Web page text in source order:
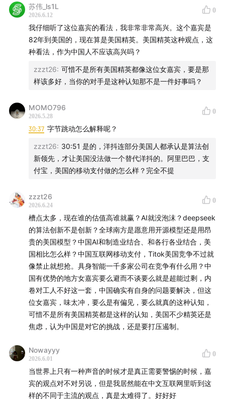
苏伟_ls1L
2026.6.12
0
我仔细听了这位嘉宾的看法，我非常非常高兴。这个嘉宾是
82年到美国的，现在算是美国精英。美国精英这种观点，这
种看法，作为中国人不应该高兴吗？
zzzt26: 可惜不是所有美国精英都像这位女嘉宾，要是那
样该多好，当你的对手是这种认知那不是一件好事吗？
MOMO796
2026.5.28
0
30:37 字节跳动怎么解释呢？
zzzt26: 30:51 是的，洋抖连部分美国人都承认是算法创
新领先，才让美国没法做一个替代洋抖的。阿里巴巴，支
付宝，美国的移动支付做的怎么样？完全不提
zzzt26
2026.6.24
0
槽点太多，现在谁的估值高谁就赢？AI就没泡沫？deepseek
的算法创新不是创新？全球南方是愿意用开源模型还是用昂
贵的美国模型？中国AI和制造业结合、和各行各业结合，美
国相比怎么样？中国互联网移动支付，Titok美国竞争不过就
像禁止就想抢。具身智能一千多家公司在竞争有什么用？中
国有优势的地方女嘉宾要么避而不谈要么就是超能过剩，内
卷对工人不好这一套，中国确实有自身的问题要解决，但这
位女嘉宾，味太冲，要么是有偏见，要么就真的这种认知，
可惜不是所有美国精英都是这样的认知，美国不少精英还是
焦虑，认为中国是对它的挑战，还是要打压遏制。
Nowayyy
2026.6.01
0
当世界上只有一种声音的时候才是真正需要警惕的时候，嘉
宾的观点对不对另说，但是我居然能在中文互联网里听到这
样的不同于主流的观点，真是太难得了。好好好